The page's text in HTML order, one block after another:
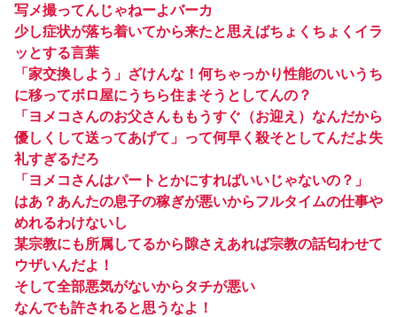
写メ撮ってんじゃねーよバーカ
少し症状が落ち着いてから来たと思えばちょくちょくイラ
ッとする言葉
「家交換しよう」ざけんな！何ちゃっかり性能のいいうち
に移ってボロ屋にうちら住まそうとしてんの？
「ヨメコさんのお父さんももうすぐ（お迎え）なんだから
優しくして送ってあげて」って何早く殺そとしてんだよ失
礼すぎるだろ
「ヨメコさんはパートとかにすればいいじゃないの？」
はあ？あんたの息子の稼ぎが悪いからフルタイムの仕事や
めれるわけないし
某宗教にも所属してるから隙さえあれば宗教の話匂わせて
ウザいんだよ！
そして全部悪気がないからタチが悪い
なんでも許されると思うなよ！